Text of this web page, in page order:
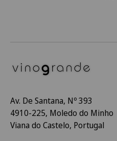
Av. De Santana, Nº 393
4910-225, Moledo do Minho
Viana do Castelo, Portugal